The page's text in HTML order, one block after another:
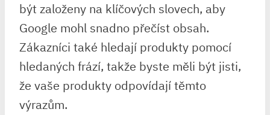
být založeny na klíčových slovech, aby
Google mohl snadno přečíst obsah.
Zákazníci také hledají produkty pomocí
hledaných frází, takže byste měli být jisti,
že vaše produkty odpovídají těmto
výrazům.